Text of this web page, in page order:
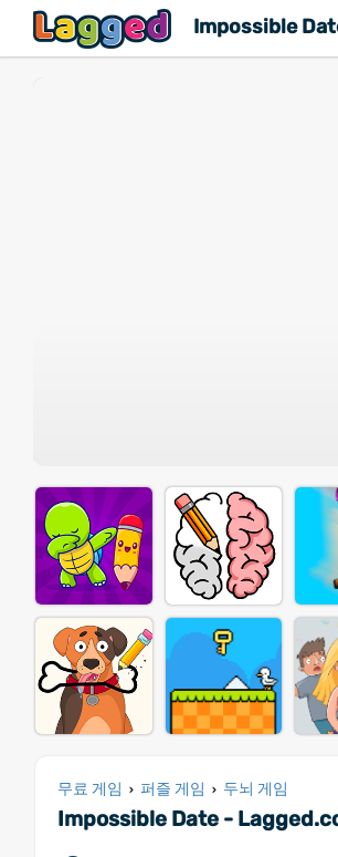
Impossible
무료 게임 › 퍼즐 게임 › 두뇌 게임
Impossible Date -